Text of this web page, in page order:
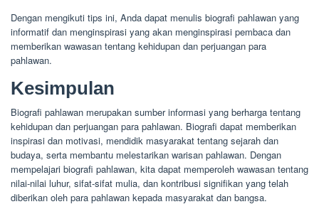
Dengan mengikuti tips ini, Anda dapat menulis biografi pahlawan yang
informatif dan menginspirasi yang akan menginspirasi pembaca dan
memberikan wawasan tentang kehidupan dan perjuangan para
pahlawan.
Kesimpulan
Biografi pahlawan merupakan sumber informasi yang berharga tentang
kehidupan dan perjuangan para pahlawan. Biografi dapat memberikan
inspirasi dan motivasi, mendidik masyarakat tentang sejarah dan
budaya, serta membantu melestarikan warisan pahlawan. Dengan
mempelajari biografi pahlawan, kita dapat memperoleh wawasan tentang
nilai-nilai luhur, sifat-sifat mulia, dan kontribusi signifikan yang telah
diberikan oleh para pahlawan kepada masyarakat dan bangsa.